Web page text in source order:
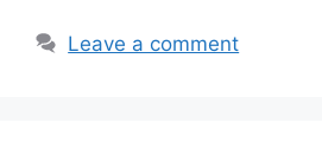
Leave a comment